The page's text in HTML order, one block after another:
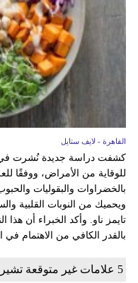
القاهرة - لايف ستايل
كشفت دراسة جديدة نُشرت
للوقاية من الأمراض، ووفقًا
بالخضراوات والبقوليات
ويحميك من النوبات القلبية
تايمز ناو. وأكد الخبراء أن هذا
بالقدر الكافي من الاهتمام في
5 علامات غير متوقعة تشير إلي أن جسمك يعاني من نقص الحديد